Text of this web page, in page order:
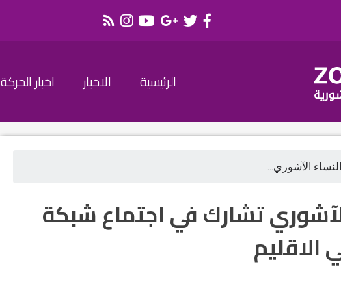
الرئيسية الاخبار اخبار الحركة
الآشوري...
تشارك في اجتماع شبكة
الاقليم